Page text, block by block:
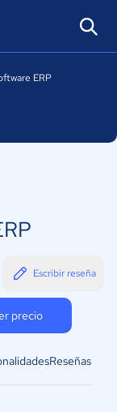
ERP
Escribir reseña
precio
Reseñas